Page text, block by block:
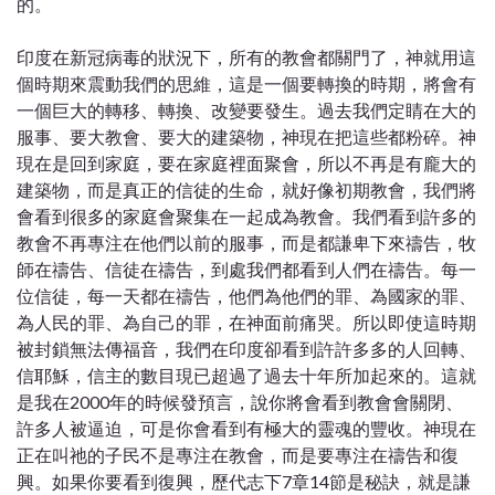
印度在新冠病毒的狀況下，所有的教會都關門了，神就用這
個時期來震動我們的思維，這是一個要轉換的時期，將會有
一個巨大的轉移、轉換、改變要發生。過去我們定睛在大的
服事、要大教會、要大的建築物，神現在把這些都粉碎。神
現在是回到家庭，要在家庭裡面聚會，所以不再是有龐大的
建築物，而是真正的信徒的生命，就好像初期教會，我們將
會看到很多的家庭會聚集在一起成為教會。我們看到許多的
教會不再專注在他們以前的服事，而是都謙卑下來禱告，牧
師在禱告、信徒在禱告，到處我們都看到人們在禱告。每一
位信徒，每一天都在禱告，他們為他們的罪、為國家的罪、
為人民的罪、為自己的罪，在神面前痛哭。所以即使這時期
被封鎖無法傳福音，我們在印度卻看到許許多多的人回轉、
信耶穌，信主的數目現已超過了過去十年所加起來的。這就
是我在2000年的時候發預言，說你將會看到教會會關閉、
許多人被逼迫，可是你會看到有極大的靈魂的豐收。神現在
正在叫祂的子民不是專注在教會，而是要專注在禱告和復
興。如果你要看到復興，歷代志下7章14節是秘訣，就是謙